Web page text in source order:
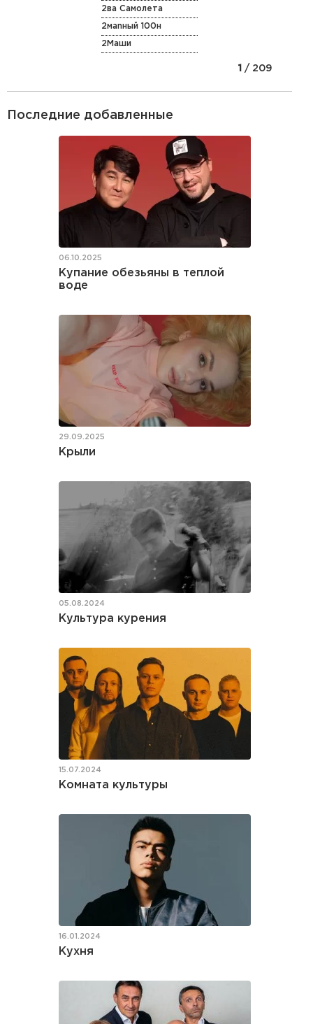
2ва Самолета
2маnный 100н
2Маши
1 / 209
Последние добавленные
06.10.2025
Купание обезьяны в теплой
воде
29.09.2025
Крыли
05.08.2024
Культура курения
15.07.2024
Комната культуры
16.01.2024
Кухня